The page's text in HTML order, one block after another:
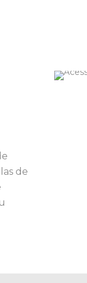
de